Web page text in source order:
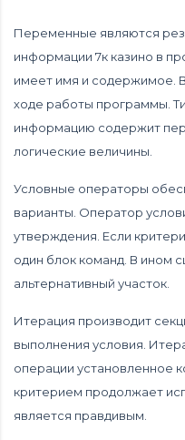
Переменные являются
информации 7к казино в
имеет имя и содержимое.
ходе работы программы.
информацию содержит
логические величины.
Условные операторы
варианты. Оператор
утверждения. Если
один блок команд. В ином
альтернативный участок.
Итерация производит
выполнения условия.
операции установленное
критерием продолжает
является правдивым.